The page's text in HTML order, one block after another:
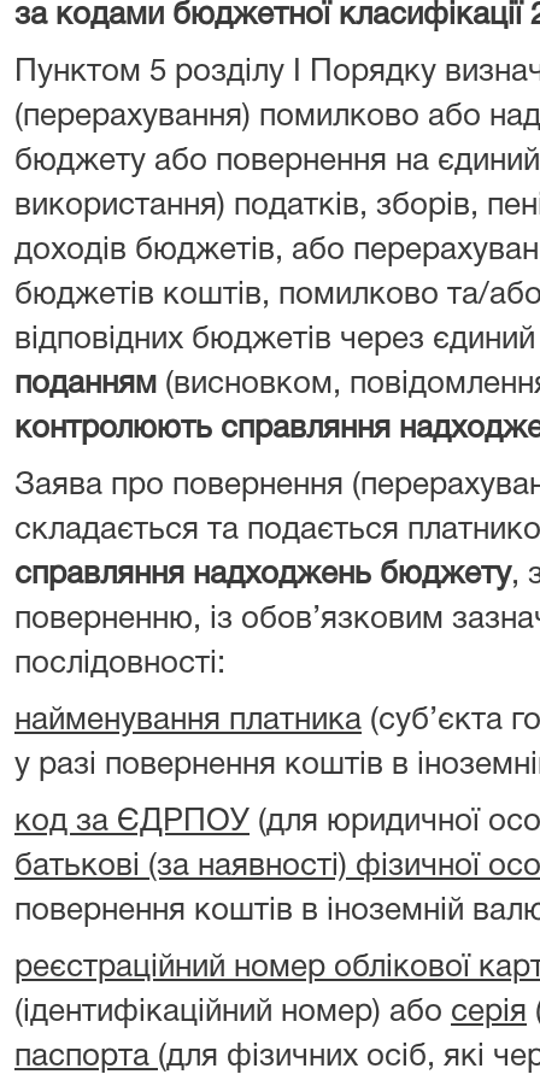
за кодами бюджетної
Пунктом 5 розділу I Порядку
(перерахування) помилково або
бюджету або повернення на єдиний
використання) податків, зборів,
доходів бюджетів, або
бюджетів коштів, помилково та/
відповідних бюджетів через
поданням (висновком,
контролюють справляння
Заява про повернення
складається та подається
справляння надходжень бюджету,
поверненню, із обов’язковим
послідовності:
найменування платника (суб’єкта
у разі повернення коштів в
код за ЄДРПОУ (для юридичної
батькові (за наявності) фізичної
повернення коштів в іноземній
реєстраційний номер облікової
(ідентифікаційний номер) або серія
паспорта (для фізичних осіб, які